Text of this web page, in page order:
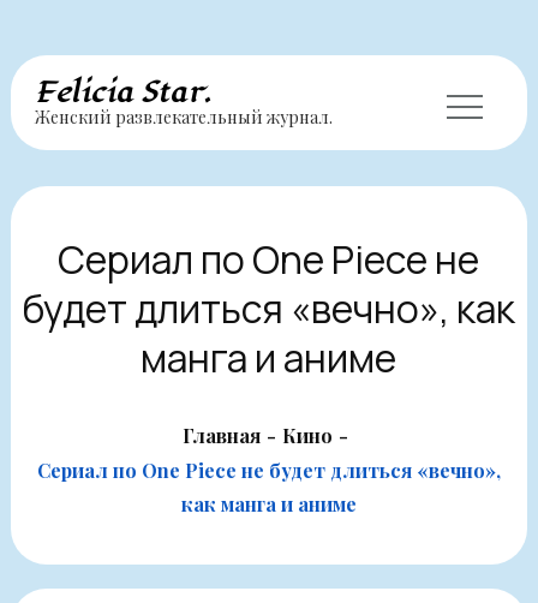
Перейти
содержимому
Felicia Star.
Женский развлекательный журнал.
Сериал по One Piece не
будет длиться «вечно», как
манга и аниме
Главная
Кино
Сериал по One Piece не будет длиться «вечно»,
как манга и аниме